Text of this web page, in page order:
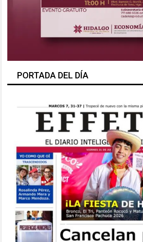
PORTADA DEL DÍA